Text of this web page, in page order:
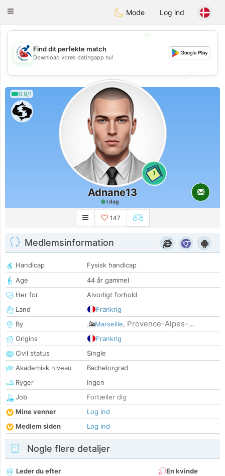
Handi Space
Toggle
Mode Log ind
💖
💕
Find dit perfekte match
Download vores datingapp nu!
0.9/1
1
Adnane13
I dag
147
Medlemsinformation
Handicap
Fysisk handicap
Age
44 år gammel
Her for
Alvorligt forhold
Land
Frankrig
By
Marseille, Provence-Alpes-...
Origins
Frankrig
Civil status
Single
Akademisk niveau
Bachelorgrad
Ryger
Ingen
Job
Fortæller dig
Mine venner
Log ind
Medlem siden
Log ind
Nogle flere detaljer
Leder du efter
En kvinde